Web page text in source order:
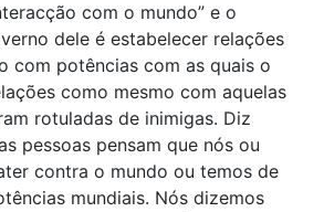
com o mundo” e o
dele é estabelecer relações
com potências com as quais o
como mesmo com aquelas
rotuladas de inimigas. Diz
pessoas pensam que nós ou
contra o mundo ou temos de
mundiais. Nós dizemos